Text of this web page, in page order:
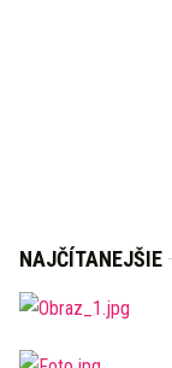
NAJČÍTANEJŠIE